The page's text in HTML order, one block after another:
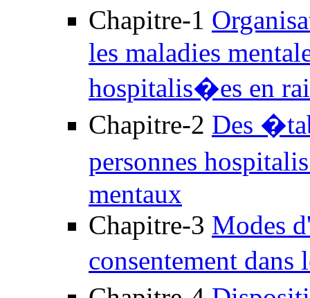
Chapitre-1
les maladies
hospitalis�es en
Chapitre-2 Des
personnes
mentaux
Chapitre-3 Modes
consentement